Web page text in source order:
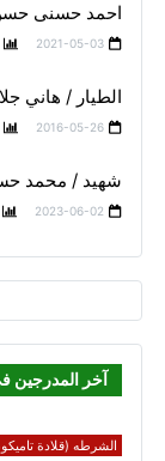
احمد حسنى
2021-05-03
الطيار / هاني
2016-05-26
شهيد / محمد
2023-06-02
آخر المدرجين
الشرطه (قلادة